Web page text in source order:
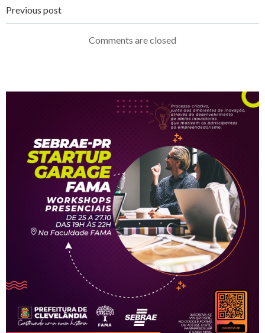
Navegação
Previous post
Comments are closed